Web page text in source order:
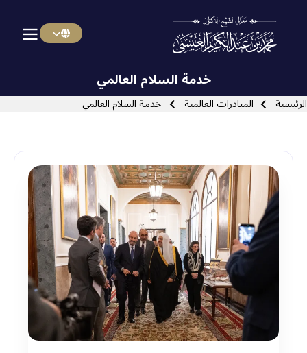
Skip to main navigation
خدمة السلام العالمي
مسار التنقل
الرئيسية المبادرات العالمية خدمة السلام العالمي